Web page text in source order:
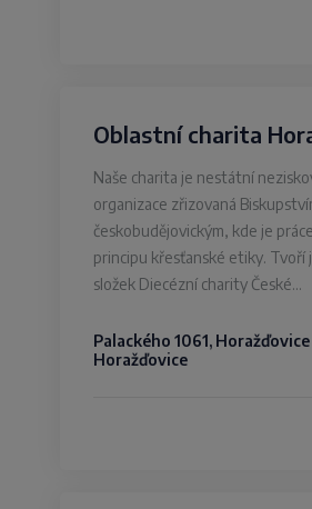
Oblastní charita
Naše charita je nestátní
organizace zřizovaná
českobudějovickým, kde je
principu křesťanské etiky. Tvoří
složek Diecézní charity České…
Palackého 1061, Horažďovice
Horažďovice